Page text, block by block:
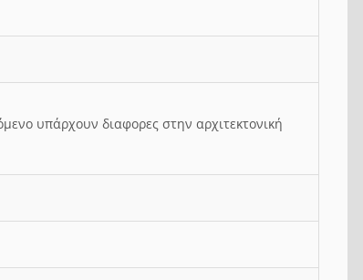
υπάρχουν διαφορες στην αρχιτεκτονική